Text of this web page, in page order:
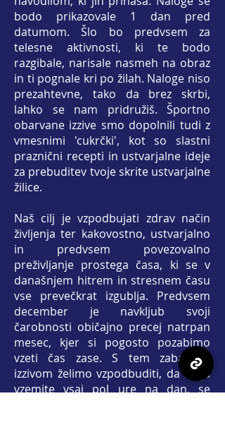
bodo prikazovale 1 dan pred
datumom. Šlo bo predvsem za
telesne aktivnosti, ki te bodo
razgibale, narisale nasmeh na obraz
in ti pognale kri po žilah. Naloge niso
prezahtevne, tako da brez skrbi,
lahko se nam pridružiš. Športno
obarvane izzive smo dopolnili tudi z
vmesnimi 'cukrčki', kot so slastni
praznični recepti in ustvarjalne ideje
za prebuditev tvoje skrite ustvarjalne
žilice.
Naš cilj je vzpodbujati zdrav način
življenja ter kakovostno, ustvarjalno
in predvsem povezovalno
preživljanje prostega časa, ki se v
današnjem hitrem in stresnem času
vse prevečkrat izgublja. Predvsem
december je navkljub svoji
čarobnosti običajno precej natrpan
mesec, kjer si pogosto pozabimo
vzeti čas zase. S tem zabavnim
izzivom želimo vzpodbuditi, da si ga
vzemite vsaj pol ure na dan, se